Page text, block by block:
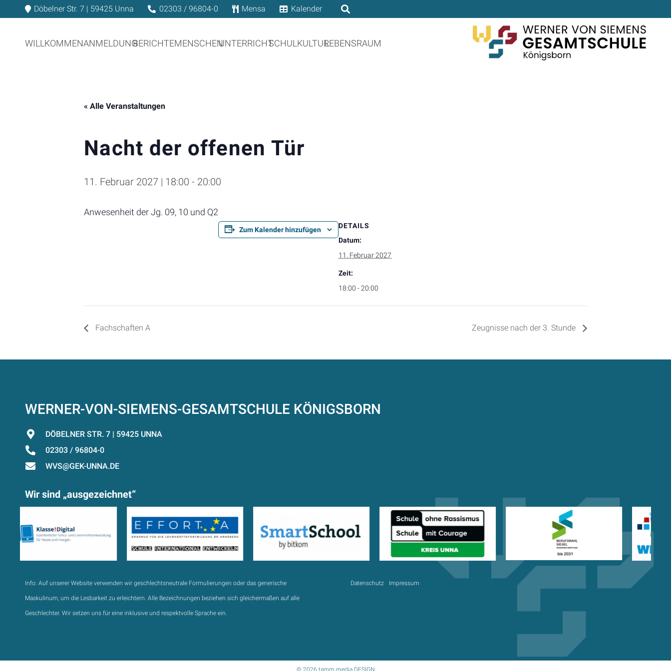
Döbelner Str. 7 | 59425 Unna 02303 / 96804-0 Mensa Kalender
WILLKOMMENANMELDUNGBERICHTEMENSCHENUNTERRICHTSCHULKULTURLEBENSRAUM
« Alle Veranstaltungen
Nacht der offenen Tür
11. Februar 2027 | 18:00 - 20:00
Anwesenheit der Jg. 09, 10 und Q2
Zum Kalender hinzufügen
DETAILS
Datum:
11. Februar 2027
Zeit:
18:00 - 20:00
Fachschaften A Zeugnisse nach der 3. Stunde
WERNER-VON-SIEMENS-GESAMTSCHULE KÖNIGSBORN
DÖBELNER STR. 7 | 59425 UNNA
02303 / 96804-0
WVS@GEK-UNNA.DE
Wir sind „ausgezeichnet“
Info: Auf unserer Website verwenden wir geschlechtsneutrale Formulierungen oder das generische
Maskulinum, um die Lesbarkeit zu erleichtern. Alle Bezeichnungen beziehen sich gleichermaßen auf alle
Geschlechter. Wir setzen uns für eine inklusive und respektvolle Sprache ein.
Datenschutz Impressum